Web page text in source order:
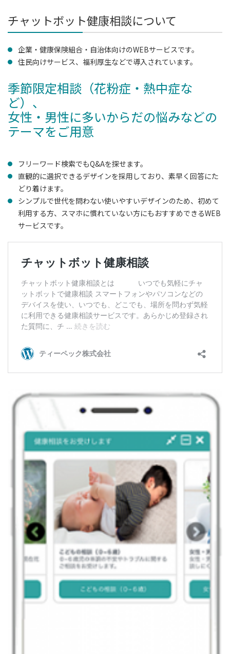
チャットボット健康相談について
企業・健康保険組合・自治体向けのWEBサービスです。
住民向けサービス、福利厚生などで導入されています。
季節限定相談（花粉症・熱中症な
ど）、
女性・男性に多いからだの悩みなどの
テーマをご用意
フリーワード検索でもQ&Aを探せます。
直観的に選択できるデザインを採用しており、素早く回答にた
どり着けます。
シンプルで世代を問わない使いやすいデザインのため、初めて
利用する方、スマホに慣れていない方にもおすすめできるWEB
サービスです。